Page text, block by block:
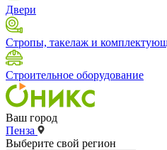
Двери
Стропы, такелаж и
Строительное оборудование
Ваш город
Пенза
Выберите свой регион